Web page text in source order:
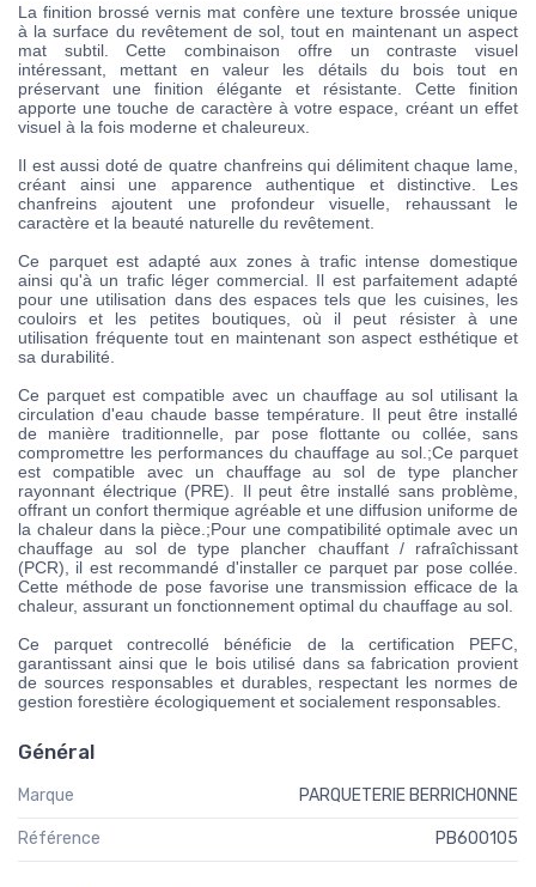
La finition brossé vernis mat confère une texture brossée unique
à la surface du revêtement de sol, tout en maintenant un aspect
mat subtil. Cette combinaison offre un contraste visuel
intéressant, mettant en valeur les détails du bois tout en
préservant une finition élégante et résistante. Cette finition
apporte une touche de caractère à votre espace, créant un effet
visuel à la fois moderne et chaleureux.
Il est aussi doté de quatre chanfreins qui délimitent chaque lame,
créant ainsi une apparence authentique et distinctive. Les
chanfreins ajoutent une profondeur visuelle, rehaussant le
caractère et la beauté naturelle du revêtement.
Ce parquet est adapté aux zones à trafic intense domestique
ainsi qu'à un trafic léger commercial. Il est parfaitement adapté
pour une utilisation dans des espaces tels que les cuisines, les
couloirs et les petites boutiques, où il peut résister à une
utilisation fréquente tout en maintenant son aspect esthétique et
sa durabilité.
Ce parquet est compatible avec un chauffage au sol utilisant la
circulation d'eau chaude basse température. Il peut être installé
de manière traditionnelle, par pose flottante ou collée, sans
compromettre les performances du chauffage au sol.;Ce parquet
est compatible avec un chauffage au sol de type plancher
rayonnant électrique (PRE). Il peut être installé sans problème,
offrant un confort thermique agréable et une diffusion uniforme de
la chaleur dans la pièce.;Pour une compatibilité optimale avec un
chauffage au sol de type plancher chauffant / rafraîchissant
(PCR), il est recommandé d'installer ce parquet par pose collée.
Cette méthode de pose favorise une transmission efficace de la
chaleur, assurant un fonctionnement optimal du chauffage au sol.
Ce parquet contrecollé bénéficie de la certification PEFC,
garantissant ainsi que le bois utilisé dans sa fabrication provient
de sources responsables et durables, respectant les normes de
gestion forestière écologiquement et socialement responsables.
Général
Marque PARQUETERIE BERRICHONNE
Référence PB600105